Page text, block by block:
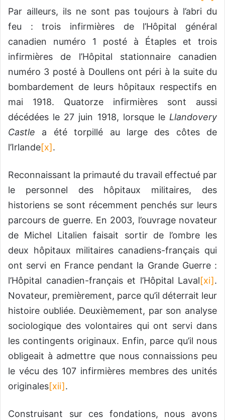
Par ailleurs, ils ne sont pas toujours à l’abri du
feu : trois infirmières de l’Hôpital général
canadien numéro 1 posté à Étaples et trois
infirmières de l’Hôpital stationnaire canadien
numéro 3 posté à Doullens ont péri à la suite du
bombardement de leurs hôpitaux respectifs en
mai 1918. Quatorze infirmières sont aussi
décédées le 27 juin 1918, lorsque le Llandovery
Castle a été torpillé au large des côtes de
l’Irlande[x].
Reconnaissant la primauté du travail effectué par
le personnel des hôpitaux militaires, des
historiens se sont récemment penchés sur leurs
parcours de guerre. En 2003, l’ouvrage novateur
de Michel Litalien faisait sortir de l’ombre les
deux hôpitaux militaires canadiens-français qui
ont servi en France pendant la Grande Guerre :
l’Hôpital canadien-français et l’Hôpital Laval[xi].
Novateur, premièrement, parce qu’il déterrait leur
histoire oubliée. Deuxièmement, par son analyse
sociologique des volontaires qui ont servi dans
les contingents originaux. Enfin, parce qu’il nous
obligeait à admettre que nous connaissions peu
le vécu des 107 infirmières membres des unités
originales[xii].
Construisant sur ces fondations, nous avons